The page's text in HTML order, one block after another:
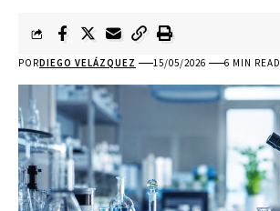
PORDIEGO VELÁZQUEZ 15/05/2026 6 MIN READ